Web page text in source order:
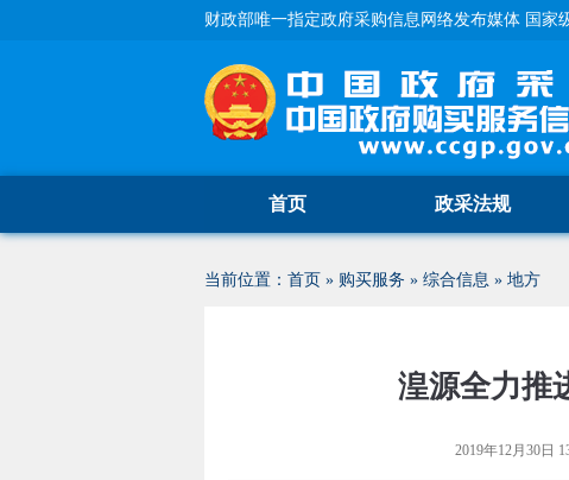
财政部唯一指定政府采购信息网络发布媒体 国家
首页 政采法规
当前位置： 首页 » 购买服务 » 综合信息 » 地方
湟源全力推
2019年12月30日